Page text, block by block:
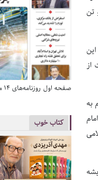
تن
از
به
صفحه اول روزنامه‌های 14 مرداد 1405
کتاب خوب